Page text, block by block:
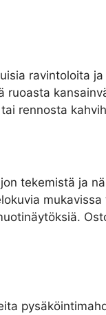
ravintoloita
ruoasta
rennosta
tekemistä ja